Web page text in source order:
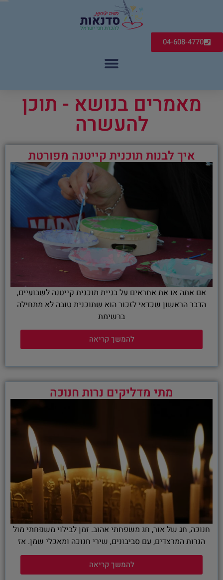
04-608-4770
מאמרים בנושא - תוכן
להעשרה
איך לבנות תוכנית קייטנה מפורטת
אם אתה או את אחראים על בניית תוכנית קייטנה לשבועיים,
הדבר הראשון שכדאי לזכור הוא שתוכנית טובה לא מתחילה
ברשימת
להמשך קריאה
מתי מדליקים נרות חנוכה
חנוכה, חג של אור, חג משפחתי אהוב. זמן לבילוי משפחתי מול
הנרות המרצדים, עם סביבונים, שירי חנוכה ומאכלי שמן. אז
להמשך קריאה